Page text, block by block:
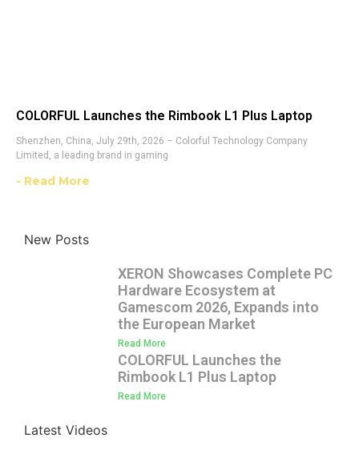
COLORFUL Launches the Rimbook L1 Plus Laptop
Shenzhen, China, July 29th, 2026 – Colorful Technology Company
Limited, a leading brand in gaming
- Read More
New Posts
XERON Showcases Complete PC
Hardware Ecosystem at
Gamescom 2026, Expands into
the European Market
Read More
COLORFUL Launches the
Rimbook L1 Plus Laptop
Read More
Latest Videos